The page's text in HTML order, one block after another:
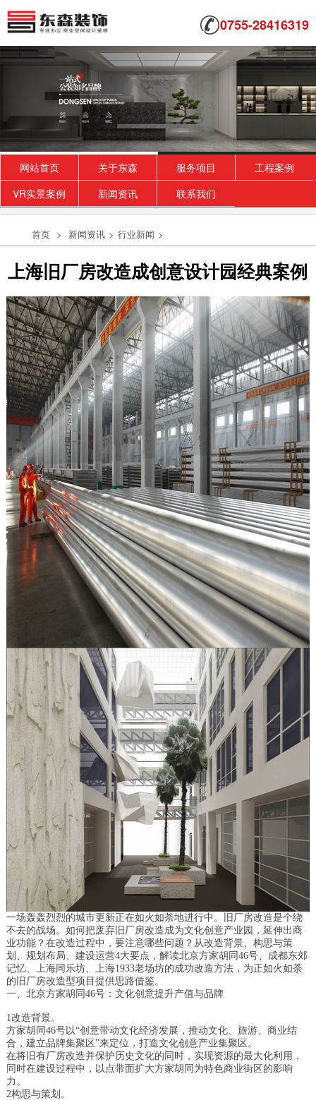
0755-28416319
网站首页 关于东森 服务项目
工程案例
VR实景案例
新闻资讯 联系我们
首页 > 新闻资讯 > 行业新闻 >
上海旧厂房改造成创意设计园经典案例
一场轰轰烈烈的城市更新正在如火如荼地进行中。旧厂房改造是个绕
不去的战场。如何把废弃旧厂房改造成为文化创意产业园，延伸出商
业功能？在改造过程中，要注意哪些问题？从改造背景、构思与策
划、规划布局、建设运营4大要点，解读北京方家胡同46号、成都东郊
记忆、上海同乐坊、上海1933老场坊的成功改造方法，为正如火如荼
的旧厂房改造型项目提供思路借鉴。
一、北京方家胡同46号：文化创意提升产值与品牌
1改造背景。
方家胡同46号以“创意带动文化经济发展，推动文化、旅游、商业结
合，建立品牌集聚区”来定位，打造文化创意产业集聚区。
在将旧有厂房改造并保护历史文化的同时，实现资源的最大化利用，
同时在建设过程中，以点带面扩大方家胡同为特色商业街区的影响
力。
2构思与策划。